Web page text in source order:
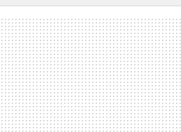
FACEBOOK
TWITTERFLIPBOARD
E-
MAIL
WHATSAPP